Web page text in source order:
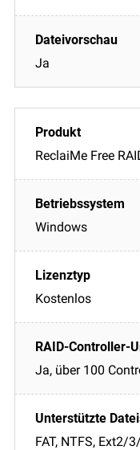
Ja
ReclaiMe Free
Windows
Kostenlos
Ja, über 100
FAT, NTFS, Ext2/